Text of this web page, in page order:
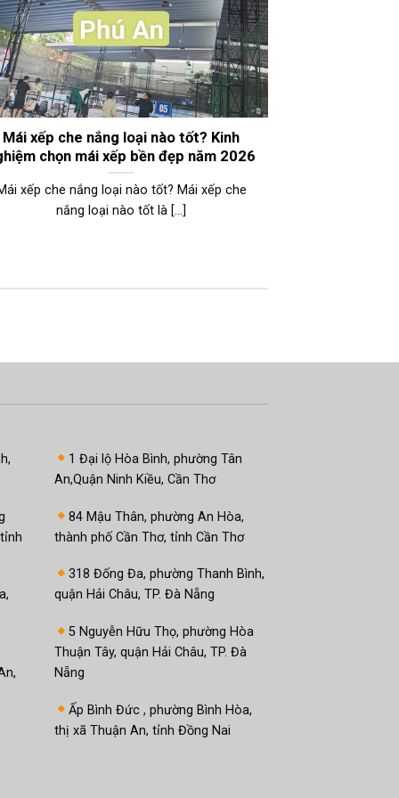
Mái xếp che nắng loại nào tốt? Kinh
chọn mái xếp bền đẹp năm 2026
xếp che nắng loại nào tốt? Mái xếp che
nắng loại nào tốt là [...]
1 Đại lộ Hòa Bình, phường Tân
An,Quận Ninh Kiều, Cần Thơ
84 Mậu Thân, phường An Hòa,
thành phố Cần Thơ, tỉnh Cần Thơ
318 Đống Đa, phường Thanh Bình,
quận Hải Châu, TP. Đà Nẵng
5 Nguyễn Hữu Thọ, phường Hòa
Thuận Tây, quận Hải Châu, TP. Đà
Nẵng
Ấp Bình Đức , phường Bình Hòa,
thị xã Thuận An, tỉnh Đồng Nai